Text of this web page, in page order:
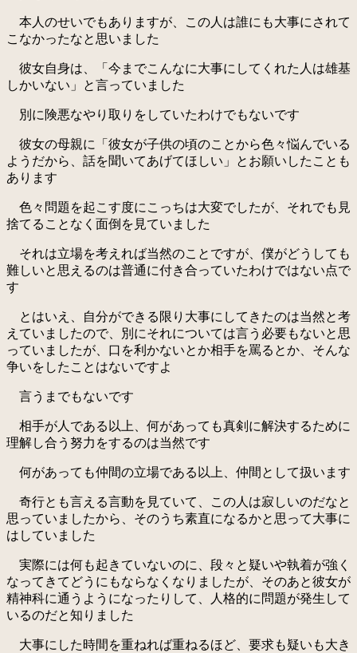
本人のせいでもありますが、この人は誰にも大事にされて
こなかったなと思いました
彼女自身は、「今までこんなに大事にしてくれた人は雄基
しかいない」と言っていました
別に険悪なやり取りをしていたわけでもないです
彼女の母親に「彼女が子供の頃のことから色々悩んでいる
ようだから、話を聞いてあげてほしい」とお願いしたことも
あります
色々問題を起こす度にこっちは大変でしたが、それでも見
捨てることなく面倒を見ていました
それは立場を考えれば当然のことですが、僕がどうしても
難しいと思えるのは普通に付き合っていたわけではない点で
す
とはいえ、自分ができる限り大事にしてきたのは当然と考
えていましたので、別にそれについては言う必要もないと思
っていましたが、口を利かないとか相手を罵るとか、そんな
争いをしたことはないですよ
言うまでもないです
相手が人である以上、何があっても真剣に解決するために
理解し合う努力をするのは当然です
何があっても仲間の立場である以上、仲間として扱います
奇行とも言える言動を見ていて、この人は寂しいのだなと
思っていましたから、そのうち素直になるかと思って大事に
はしていました
実際には何も起きていないのに、段々と疑いや執着が強く
なってきてどうにもならなくなりましたが、そのあと彼女が
精神科に通うようになったりして、人格的に問題が発生して
いるのだと知りました
大事にした時間を重ねれば重ねるほど、要求も疑いも大き